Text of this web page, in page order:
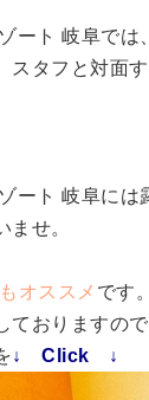
ート 岐阜では
スタフと対面
ート 岐阜には
ませ。
オススメ です。
ておりますの
↓ Click ↓